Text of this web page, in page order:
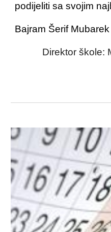
podijeliti sa svojim
Bajram Šerif
Direktor škole: